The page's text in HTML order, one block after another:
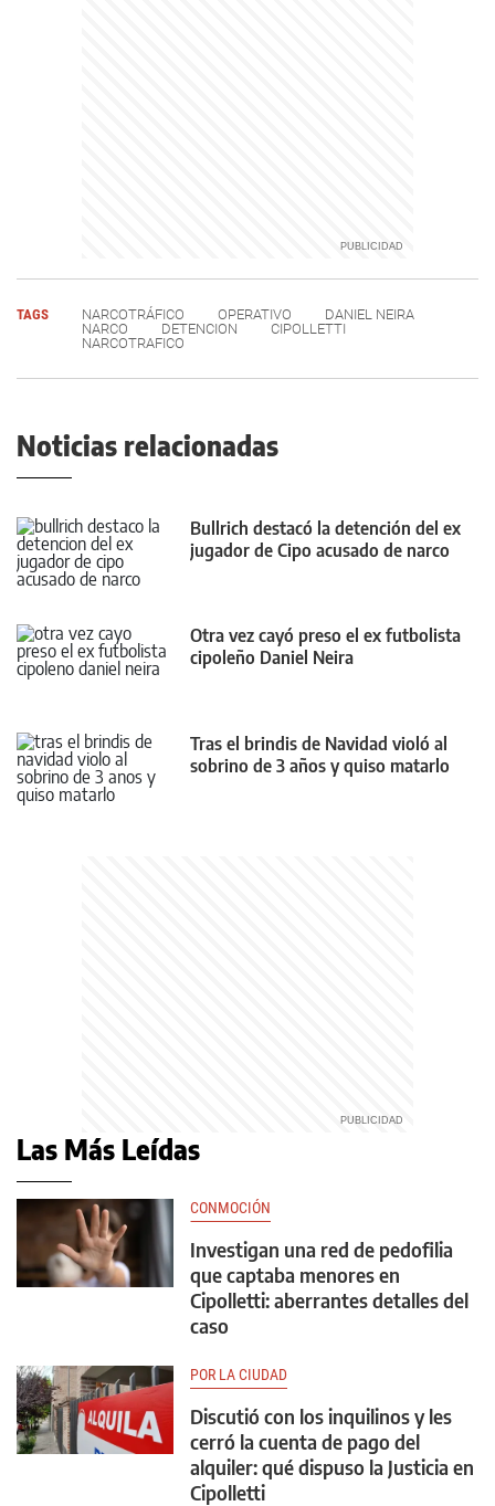
TAGS NARCOTRÁFICO OPERATIVO
DANIEL NEIRA
NARCO
DETENCION
CIPOLLETTI
NARCOTRAFICO
Noticias relacionadas
Bullrich destacó la detención del ex
jugador de Cipo acusado de narco
Otra vez cayó preso el ex futbolista
cipoleño Daniel Neira
Tras el brindis de Navidad violó al
sobrino de 3 años y quiso matarlo
Las Más Leídas
CONMOCIÓN
Investigan una red de pedofilia
que captaba menores en
Cipolletti: aberrantes detalles del
caso
POR LA CIUDAD
Discutió con los inquilinos y les
cerró la cuenta de pago del
alquiler: qué dispuso la Justicia en
Cipolletti